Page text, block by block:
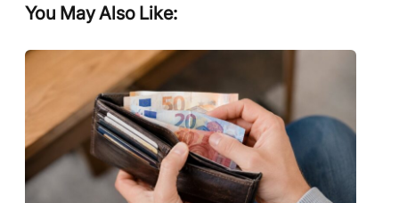
You May Also Like: